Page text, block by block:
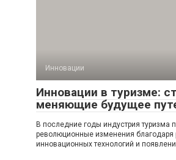
Инновации
Инновации в туризме:
меняющие будущее
В последние годы индустрия туризма
революционные изменения благодаря
инновационных технологий и